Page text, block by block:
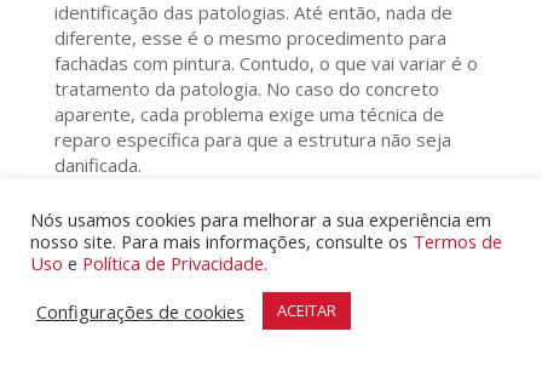
identificação das patologias. Até então, nada de
diferente, esse é o mesmo procedimento para
fachadas com pintura. Contudo, o que vai variar é o
tratamento da patologia. No caso do concreto
aparente, cada problema exige uma técnica de
reparo específica para que a estrutura não seja
danificada.
• Passo 3
Estucamento
Após tratadas todas as patologias da fachada, o
próximo cuidado que deve ser tomado na
manutenção das fachadas de concreto aparente é o
Nós usamos cookies para melhorar a sua experiência em
nosso site. Para mais informações, consulte os Termos de
Uso e Política de Privacidade.
Configurações de cookies
ACEITAR